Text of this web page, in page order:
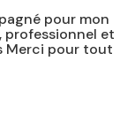
pour mon
professionnel et
Merci pour tout